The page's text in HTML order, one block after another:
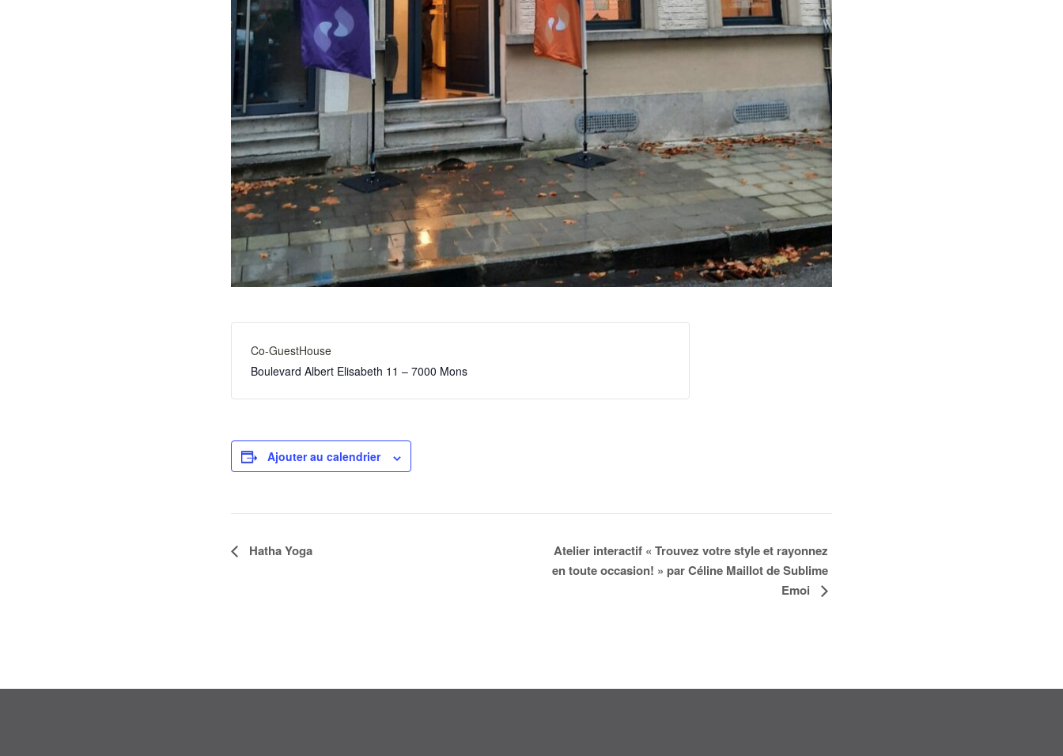
Co-GuestHouse
Boulevard Albert Elisabeth 11 – 7000 Mons
Ajouter au calendrier
Navigation
Hatha Yoga
Atelier interactif « Trouvez votre style et rayonnez
en toute occasion! » par Céline Maillot de Sublime
Emoi